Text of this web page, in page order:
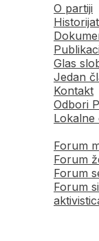
O partiji
Historijat
Glas
Jedan
Kontakt
Odbori
Lokalne
Forum
Forum
Forum
Forum